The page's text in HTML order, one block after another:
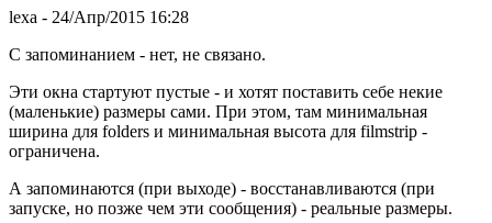
lexa - 24/Апр/2015 16:28
С запоминанием - нет, не связано.
Эти окна стартуют пустые - и хотят поставить себе некие
(маленькие) размеры сами. При этом, там минимальная
ширина для folders и минимальная высота для filmstrip -
ограничена.
А запоминаются (при выходе) - восстанавливаются (при
запуске, но позже чем эти сообщения) - реальные размеры.